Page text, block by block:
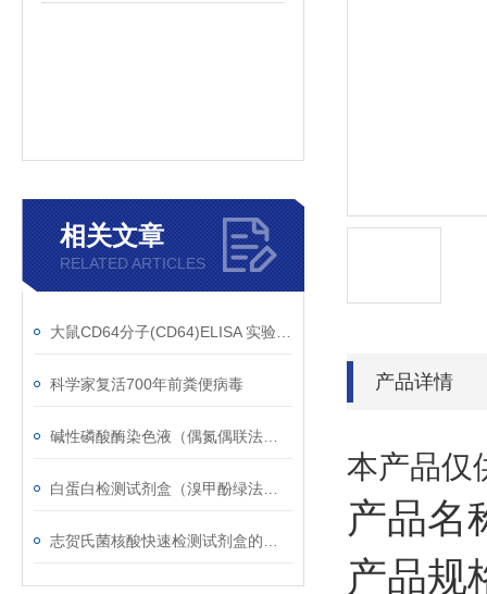
相关文章
RELATED ARTICLES
科学家复活700年前粪便病毒 产品详情
本产品仅
产品名
产品规